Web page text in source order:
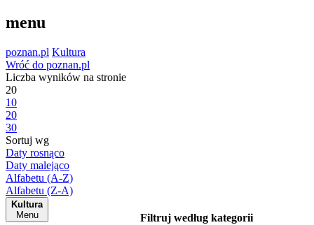
menu
poznan.pl Kultura
Wróć do poznan.pl
Liczba wyników na stronie
20
10
20
30
Sortuj wg
Daty rosnąco
Daty malejąco
Alfabetu (A-Z)
Alfabetu (Z-A)
Kultura
Menu
Filtruj według kategorii